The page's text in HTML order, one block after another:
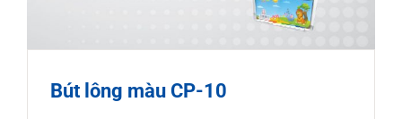
Bút lông màu CP-10